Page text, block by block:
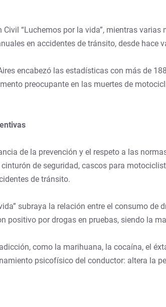
“Luchemos por la vida”, mientras
en accidentes de tránsito, desde hace
encabezó las estadísticas con más de
preocupante en las muertes de
de la prevención y el respeto a las
de seguridad, cascos para
de tránsito.
subraya la relación entre el consumo
positivo por drogas en pruebas, siendo la
como la marihuana, la cocaína, el
psicofísico del conductor: altera la